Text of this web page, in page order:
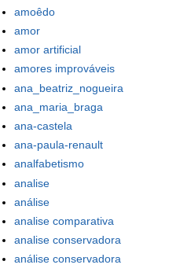
amoêdo
amor
amor artificial
amores improváveis
ana_beatriz_nogueira
ana_maria_braga
ana-castela
ana-paula-renault
analfabetismo
analise
análise
analise comparativa
analise conservadora
análise conservadora